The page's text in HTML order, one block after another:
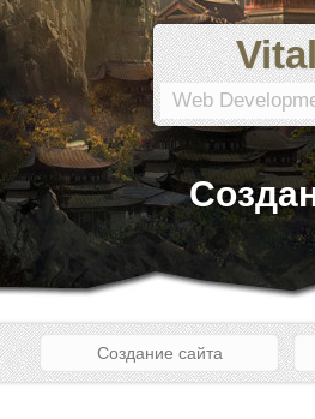
Web
Создание сайта